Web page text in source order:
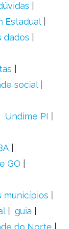
Estadual
dados
social
Undime PI
GO
municípios
guia
do Norte